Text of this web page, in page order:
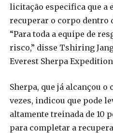
licitação especifica que a
recuperar o corpo dentro
“Para toda a equipe de
risco,” disse Tshiring
Everest Sherpa
Sherpa, que já alcançou o
vezes, indicou que pode
altamente treinada de 10
para completar a